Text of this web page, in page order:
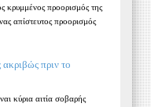
κρυμμένος προορισμός της
απίστευτος προορισμός
ακριβώς πριν το
κύρια αιτία σοβαρής